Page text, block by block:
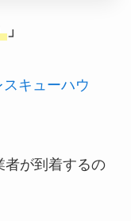
」
スキューハウ
者が到着するの